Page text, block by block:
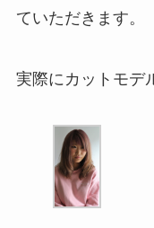
ていただきます。
実際にカットモデ